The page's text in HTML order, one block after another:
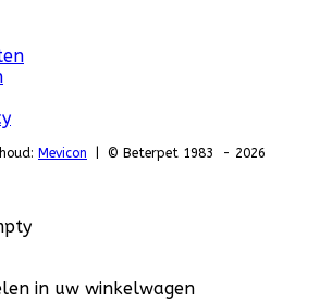
Mevicon | © Beterpet 1983 - 2026
in uw winkelwagen